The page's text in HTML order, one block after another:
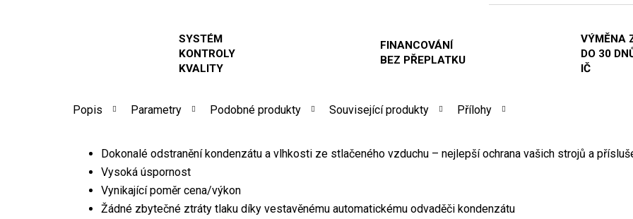
SYSTÉM
KONTROLY
KVALITY
FINANCOVÁNÍ
BEZ PŘEPLATKU
VÝMĚNA
DO 30
IČ
Popis Parametry Podobné produkty Související produkty Přílohy
Dokonalé odstranění kondenzátu a vlhkosti ze stlačeného vzduchu – nejlepší ochrana vašich strojů a
Vysoká úspornost
Vynikající poměr cena/výkon
Žádné zbytečné ztráty tlaku díky vestavěnému automatickému odvaděči kondenzátu